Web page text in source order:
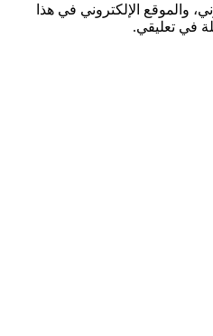
والموقع الإلكتروني في هذا
في تعليقي.